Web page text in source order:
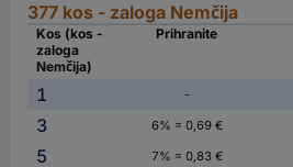
377 kos - zaloga Nemčija
Kos (kos -
zaloga
Nemčija)
Prihranite
1 -
3
6% = 0,69 €
5
7% = 0,83 €